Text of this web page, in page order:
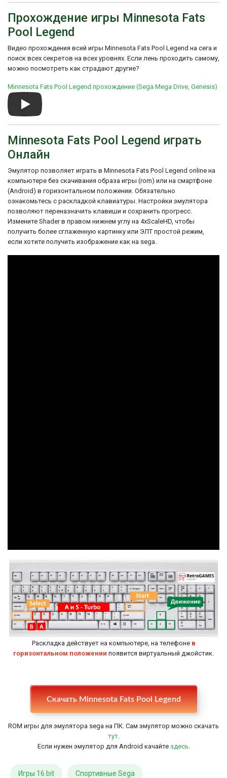
Некоторые отмечали хорошую атмосферу
игры и реалистичное воспроизведение
игры в бильярд. Однако, другие
критиковали устарелые графику и
управление, которое могло вызывать
неудобство.
Legend" представлял собой попытку Sega
воссоздать атмосферу игры в бильярд и
принести ее на игровую приставку Sega
Genesis. Даже если игра не стала
историю видеоигр и позволила игрокам
испытать азарт и мастерство бильярда.
Прохождение игры Minnesota Fats
Pool Legend
Видео прохождения всей игры Minnesota Fats Pool Legend на сега и
поиск всех секретов на всех уровнях. Если лень проходить самому,
можно посмотреть как страдают другие?
Minnesota Fats Pool Legend прохождение (Sega Mega Drive, Genesis)
Minnesota Fats Pool Legend играть
Онлайн
Эмулятор позволяет играть в Minnesota Fats Pool Legend online на
компьютере без скачивания образа игры (rom) или на смартфоне
(Android) в горизонтальном положении. Обязательно
ознакомьтесь с раскладкой клавиатуры. Настройки эмулятора
позволяют переназначить клавиши и сохранить прогресс.
Измените Shader в правом нижнем углу на 4xScaleHD, чтобы
получить более сглаженную картинку или ЭЛТ простой режим,
если хотите получить изображение как на sega.
Раскладка действует на компьютере, на телефоне в
горизонтальном положении появится виртуальный джойстик.
Скачать Minnesota Fats Pool Legend
ROM игры для эмулятора sega на ПК. Сам эмулятор можно скачать
тут.
Если нужен эмулятор для Android качайте здесь.
Игры 16 bit Спортивные Sega